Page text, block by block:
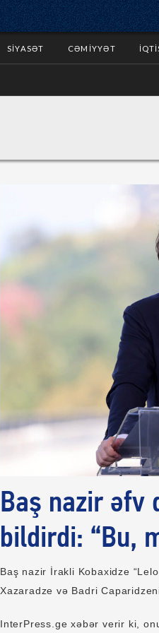
SIYASƏT CƏMIYYƏT
Baş nazir əfv
bildirdi: “Bu,
Baş nazir İrakli Kobaxidze
Xazaradze və Badri
InterPress.ge xəbər verir ki,